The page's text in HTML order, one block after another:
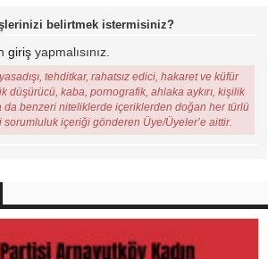
belirtmek istermisiniz?
giriş yapmalısınız.
tehditkar, rahatsız edici, hakaret ve küfür
düşürücü, kaba, pornografik, ahlaka aykırı, kişilik
da benzeri niteliklerde içeriklerden doğan her türlü
içeriği gönderen Üye/Üyeler’e aittir.